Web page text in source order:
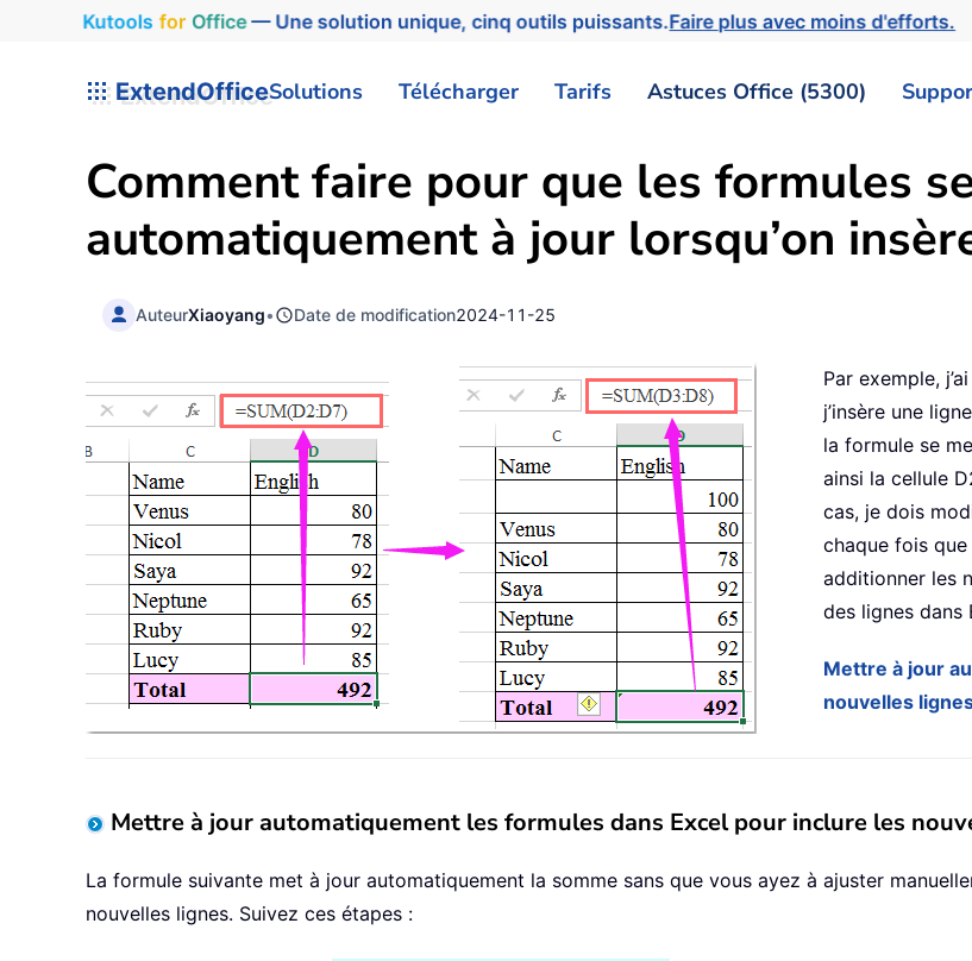
Kutools for Office— Une solution unique, cinq outils puissants.Faire plus avec moins d'efforts.
ExtendOfficeSolutions Télécharger Tarifs Astuces Office (5300)
Comment faire pour que les formules
automatiquement à jour lorsqu’on
AuteurXiaoyang• Date de modification2024-11-25
Par exemple,
j’insère une
la formule se
ainsi la cellule
cas, je dois
chaque fois
additionner les
des lignes dans
Mettre à jour
nouvelles
Mettre à jour automatiquement les formules dans Excel pour inclure les
La formule suivante met à jour automatiquement la somme sans que vous ayez à ajuster
nouvelles lignes. Suivez ces étapes :